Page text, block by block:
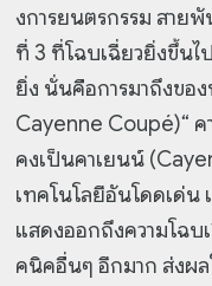
งการยนตรกรรม สาย
ที่ 3 ที่โฉบเฉี่ยวยิ่งขึ้นไ
ยิ่ง นั่นคือการมาถึงขอ
Cayenne Coupé)“
คงเป็นคาเยนน์
เทคโนโลยีอันโดดเด่น
แสดงออกถึงความโฉบ
คนิคอื่นๆ อีกมาก ส่งผ